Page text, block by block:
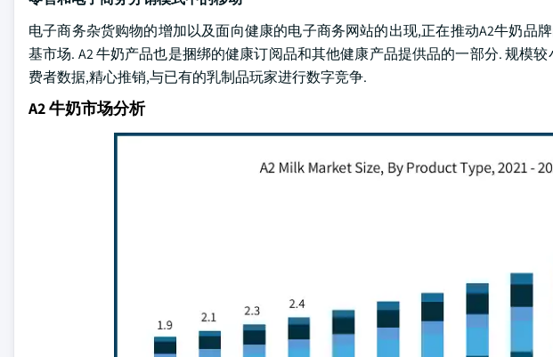
电子商务杂货购物的增加以及面向健康的电子商务网站的出现,正在推动A2牛奶品
基市场. A2 牛奶产品也是捆绑的健康订阅品和其他健康产品提供品的一部分. 规模
费者数据,精心推销,与已有的乳制品玩家进行数字竞争.
A2 牛奶市场分析